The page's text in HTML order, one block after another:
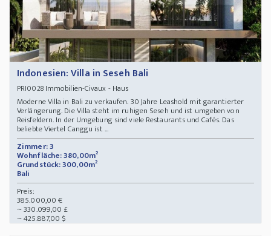
Indonesien: Villa in Seseh Bali
PRI0028Immobilien-Civaux - Haus
Moderne Villa in Bali zu verkaufen. 30 Jahre Leashold mit garantierter
Verlängerung. Die Villa steht im ruhigen Seseh und ist umgeben von
Reisfeldern. In der Umgebung sind viele Restaurants und Cafés. Das
beliebte Viertel Canggu ist ...
Zimmer: 3
Wohnfläche: 380,00m²
Grundstück: 300,00m²
Bali
Preis:
385.000,00 €
~ 330.099,00 £
~ 425.887,00 $